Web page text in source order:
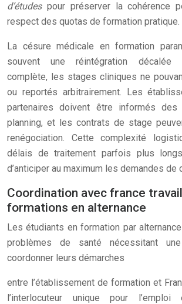
d’études pour préserver la cohérence
respect des quotas de formation pratique.
La césure médicale en formation
souvent une réintégration décalée
complète, les stages cliniques ne
ou reportés arbitrairement. Les
partenaires doivent être informés des
planning, et les contrats de stage
renégociation. Cette complexité
délais de traitement parfois plus
d’anticiper au maximum les demandes de
Coordination avec france
formations en alternance
Les étudiants en formation par
problèmes de santé nécessitant
coordonner leurs démarches
entre l’établissement de formation et
l’interlocuteur unique pour